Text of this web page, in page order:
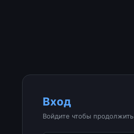
Вход
Войдите чтобы продолжить